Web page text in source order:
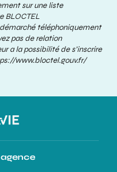
sur une liste
BLOCTEL
téléphoniquement
pas de relation
a la possibilité de s’inscrire
www.bloctel.gouv.fr/